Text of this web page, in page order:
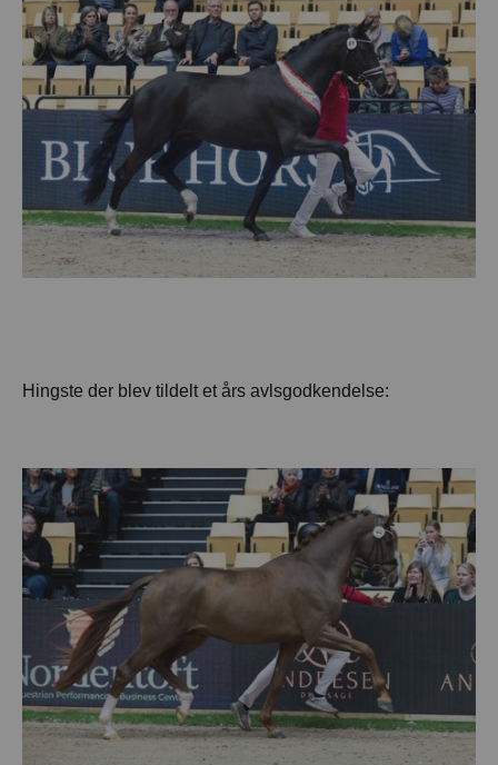
Hingste der blev tildelt et års avlsgodkendelse: